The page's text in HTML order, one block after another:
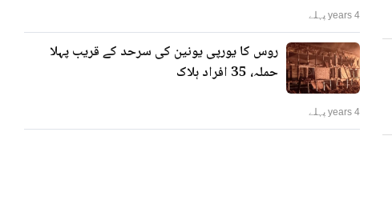
4 years پہلے
روس کا یورپی یونین کی سرحد کے قریب پہلا
حملہ، 35 افراد ہلاک
4 years پہلے